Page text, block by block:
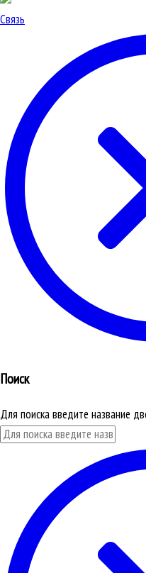
Связь
Поиск
Для поиска введите название